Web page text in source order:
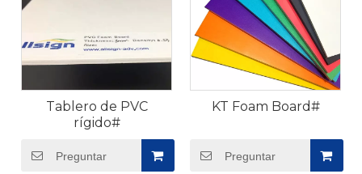
Tablero de PVC
rígido#
Preguntar
KT Foam Board#
Preguntar